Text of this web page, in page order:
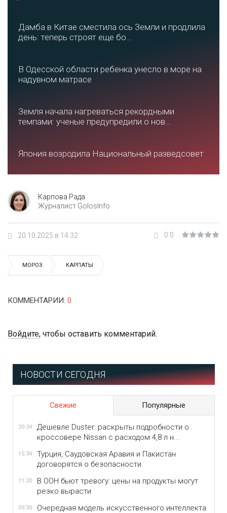
Дамба в Китае сместила ось Земли и продлила
день: теперь строят еще бо...
В Одесской области ребенка унесло в море на
надувном матрасе
Земля начала нагреваться рекордными
темпами: ученые предупредили о нов...
Япония возродила Национальный разведсовет
Карпова Рада
Журналист GolosInfo
20.10.2025 в 14:32 0.0
МОРОЗ КАРПАТЫ
КОММЕНТАРИИ: 0
Войдите, чтобы оставить комментарий.
НОВОСТИ СЕГОДНЯ
Свежие Популярные
20:34
Дешевле Duster: раскрыты подробности о
кроссовере Nissan с расходом 4,8 л н...
15:34
Турция, Саудовская Аравия и Пакистан
договорятся о безопасности
11:20
В ООН бьют тревогу: цены на продукты могут
резко вырасти
09:30
Очередная модель искусственного интеллекта